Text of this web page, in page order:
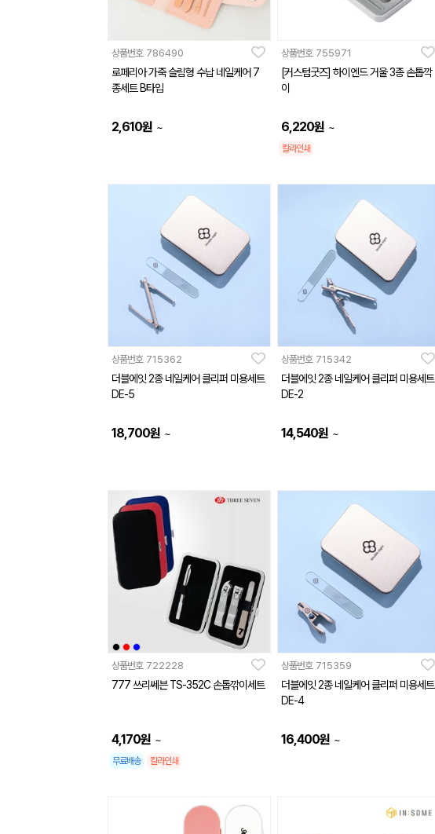
상품번호 786490
로페리아 가죽 슬림형 수납 네일케어 7
종세트 B타입
2,610원 ~
상품번호 755971
[커스텀굿즈] 하이엔드 거울 3종 손톱깍
이
6,220원 ~
칼라인쇄
상품번호 715362
더블에잇 2종 네일케어 클리퍼 미용세트
DE-5
18,700원 ~
상품번호 715342
더블에잇 2종 네일케어 클리퍼 미용세트
DE-2
14,540원 ~
상품번호 722228
777 쓰리쎄븐 TS-352C 손톱깎이세트
4,170원 ~
무료배송 칼라인쇄
상품번호 715359
더블에잇 2종 네일케어 클리퍼 미용세트
DE-4
16,400원 ~